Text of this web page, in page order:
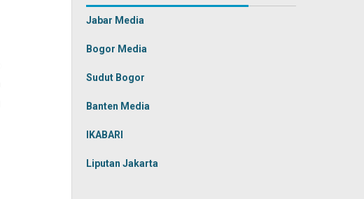
Jabar Media
Bogor Media
Sudut Bogor
Banten Media
IKABARI
Liputan Jakarta